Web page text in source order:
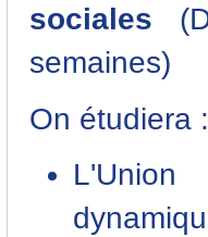
sociales
semaines)
On étudiera :